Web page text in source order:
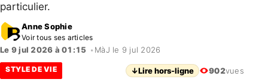
particulier.
Anne Sophie
Voir tous ses articles
Le 9 jul 2026 à 01:15 • MàJ le 9 jul 2026
STYLE DE VIE ↓Lire hors-ligne 902vues